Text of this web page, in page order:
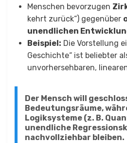
Menschen bevorzugen
kehrt zurück“) gegenüber
unendlichen
Beispiel: Die Vorstellung
Geschichte“ ist beliebter
unvorhersehbaren,
Der Mensch will
Bedeutungsräume,
Logiksysteme (z. B.
unendliche
nachvollziehbar bleiben.